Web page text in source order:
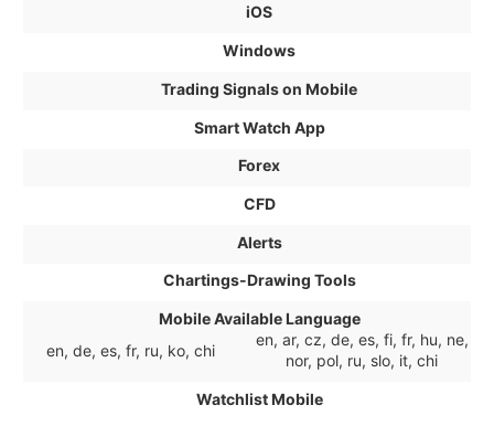
iOS
Windows
Trading Signals on Mobile
Smart Watch App
Forex
CFD
Alerts
Chartings-Drawing Tools
Mobile Available Language
en, de, es, fr, ru, ko, chi
en, ar, cz, de, es, fi, fr, hu, ne,
nor, pol, ru, slo, it, chi
Watchlist Mobile